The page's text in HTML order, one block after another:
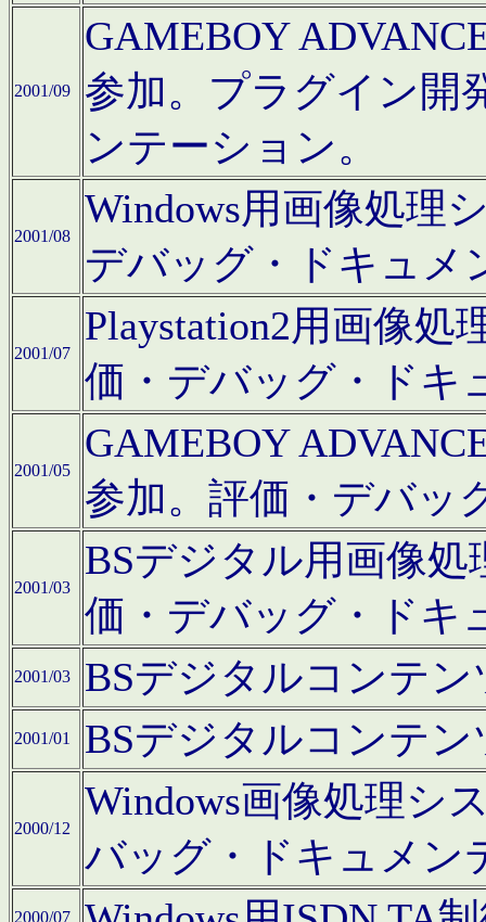
2001/09
GAMEBOY
参加。プラグイン開
ンテーション。
2001/08
Windows用画像処理
デバッグ・ドキュメ
2001/07
Playstation2用画像
価・デバッグ・ドキ
2001/05
GAMEBOY
参加。評価・デバッ
2001/03
BSデジタル用画像
価・デバッグ・ドキ
2001/03 BSデジタルコンテ
2001/01 BSデジタルコンテ
2000/12
Windows画像処理シ
バッグ・ドキュメン
2000/07